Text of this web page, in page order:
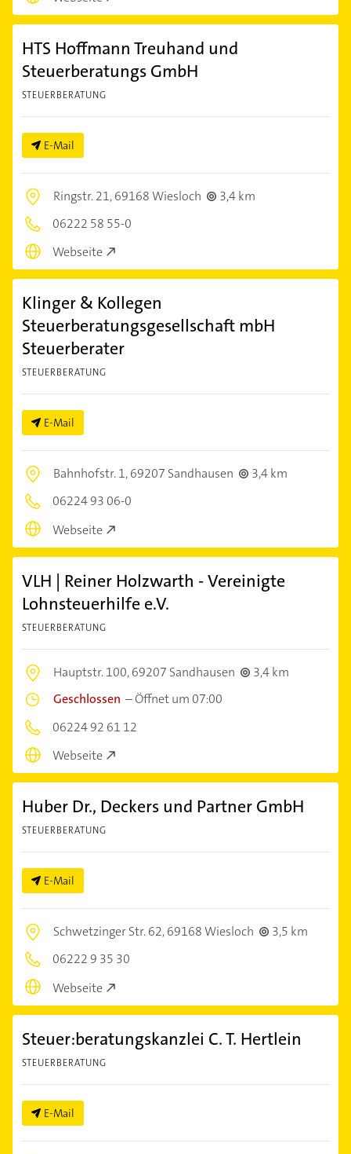
HTS Hoffmann Treuhand und
Steuerberatungs GmbH
STEUERBERATUNG
E-Mail
Ringstr. 21,69168 Wiesloch
3,4 km
06222 58 55-0
Webseite
Klinger & Kollegen
Steuerberatungsgesellschaft mbH
Steuerberater
STEUERBERATUNG
E-Mail
Bahnhofstr. 1,69207 Sandhausen
3,4 km
06224 93 06-0
Webseite
VLH | Reiner Holzwarth - Vereinigte
Lohnsteuerhilfe e.V.
STEUERBERATUNG
Hauptstr. 100,69207 Sandhausen
3,4 km
Geschlossen –Öffnet um 07:00
06224 92 61 12
Webseite
Huber Dr., Deckers und Partner GmbH
STEUERBERATUNG
E-Mail
Schwetzinger Str. 62,69168 Wiesloch
3,5 km
06222 9 35 30
Webseite
Steuer:beratungskanzlei C. T. Hertlein
STEUERBERATUNG
E-Mail